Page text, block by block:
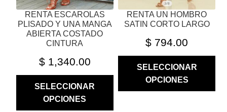
RENTA ESCAROLAS
PLISADO Y UNA MANGA
ABIERTA COSTADO
CINTURA
$1,340.00
SELECCIONAR
OPCIONES
PÁGINA
DE
PRODUCTO
RENTA UN HOMBRO
SATIN CORTO LARGO
$ 794.00
SELECCIONAR
OPCIONES
DE